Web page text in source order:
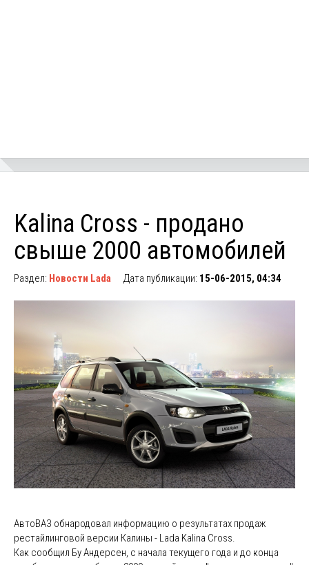
Kalina Cross - продано
свыше 2000 автомобилей
Раздел: Новости Lada Дата публикации: 15-06-2015, 04:34
АвтоВАЗ обнародовал информацию о результатах продаж
рестайлинговой версии Калины - Lada Kalina Cross.
Как сообщил Бу Андерсен, с начала текущего года и до конца